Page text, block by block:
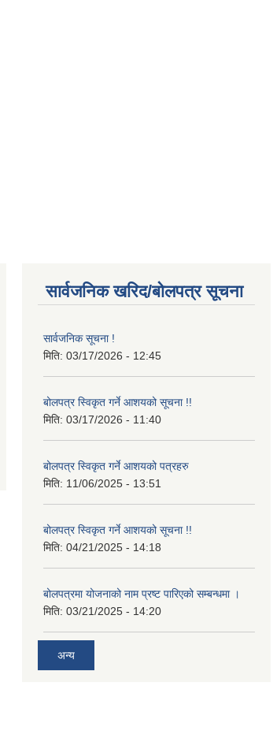
सार्वजनिक खरिद/बोलपत्र सूचना
सार्वजनिक सूचना !
मिति: 03/17/2026 - 12:45
बोलपत्र स्विकृत गर्ने आशयको सूचना !!
मिति: 03/17/2026 - 11:40
बोलपत्र स्विकृत गर्ने आशयको पत्रहरु
मिति: 11/06/2025 - 13:51
बोलपत्र स्विकृत गर्ने आशयको सूचना !!
मिति: 04/21/2025 - 14:18
बोलपत्रमा योजनाको नाम प्रष्ट पारिएको सम्बन्धमा ।
मिति: 03/21/2025 - 14:20
अन्य